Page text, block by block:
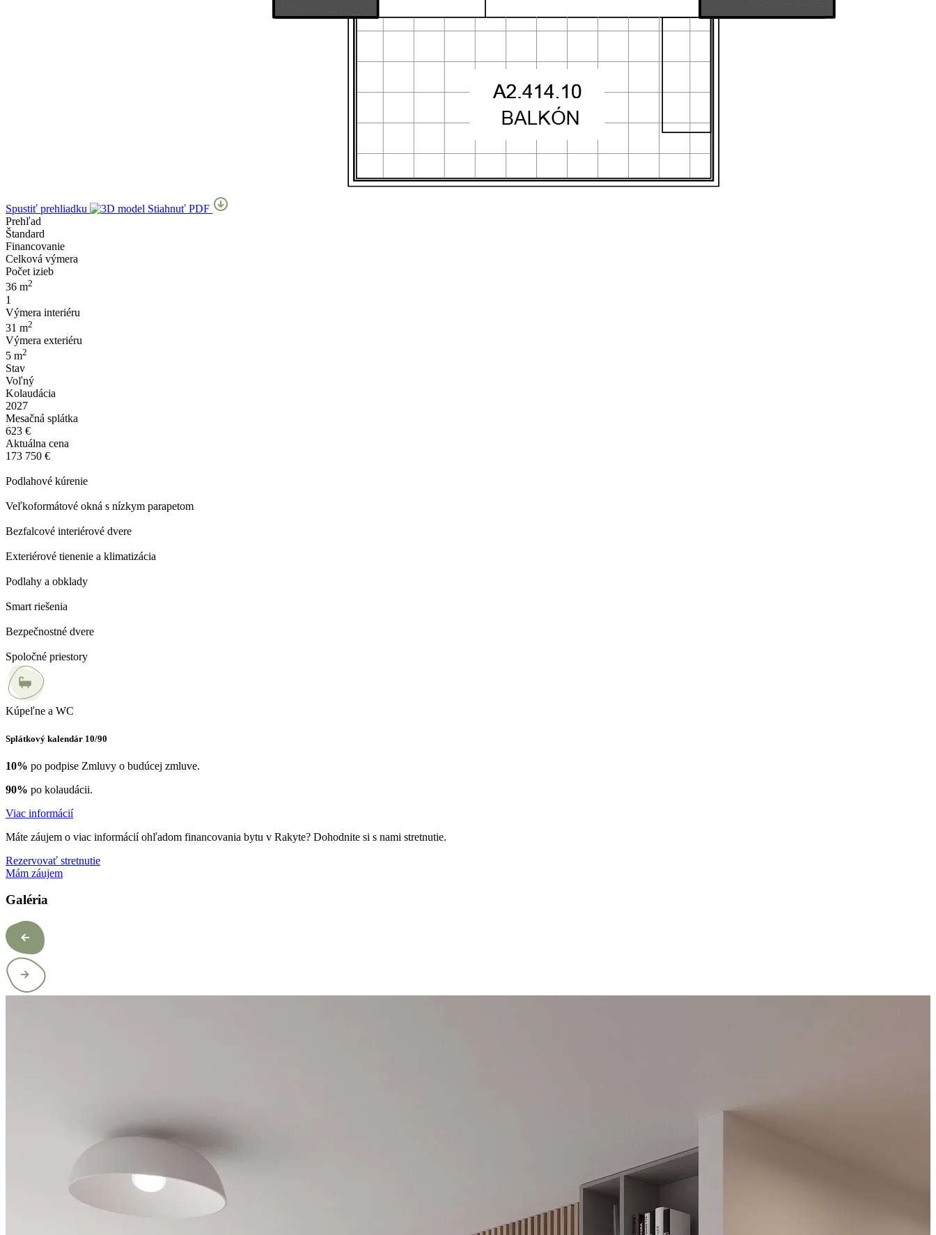
Spustiť prehliadku
Stiahnuť PDF
Prehľad
Štandard
Financovanie
Celková výmera
Počet izieb
36 m2
1
Výmera interiéru
31 m2
Výmera exteriéru
5 m2
Stav
Voľný
Kolaudácia
2027
Mesačná splátka
623 €
Aktuálna cena
173 750 €
Podlahové kúrenie
Veľkoformátové okná s nízkym parapetom
Bezfalcové interiérové dvere
Exteriérové tienenie a klimatizácia
Podlahy a obklady
Smart riešenia
Bezpečnostné dvere
Spoločné priestory
Kúpeľne a WC
Splátkový kalendár 10/90
10% po podpise Zmluvy o budúcej zmluve.
90% po kolaudácii.
Viac informácií
Máte záujem o viac informácií ohľadom financovania bytu v Rakyte? Dohodnite si s nami stretnutie.
Rezervovať stretnutie
Mám záujem
Galéria